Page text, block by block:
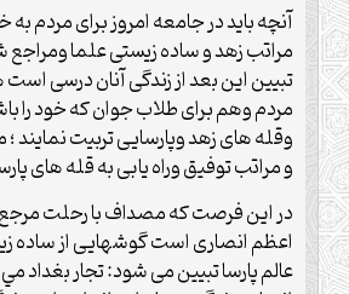
آنچه باید در جامعه امروز برای مردم
مراتب زهد و ساده زیستی علما
تبیین این بعد از ‌زندگی آنان درسی
مردم وهم برای طلاب جوان که خود را
وقله های زهد وپارسایی تربیت ‌نمایند ؛
و مراتب توفیق وراه یابی به قله های
در این فرصت که مصداف با رحلت
اعظم انصاری است گوشهایی از ساده
عالم پارسا تبیین ‌می شود: ‌تجار بغداد